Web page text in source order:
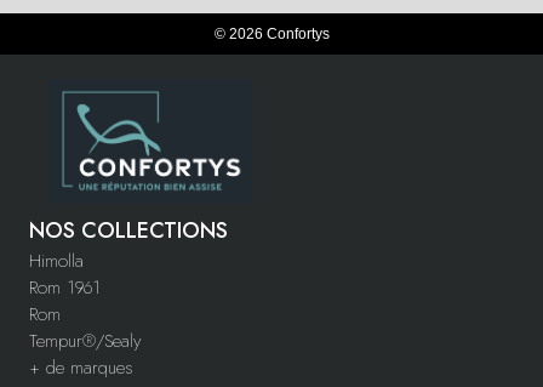
© 2026 Confortys
NOS COLLECTIONS
Himolla
Rom 1961
Rom
Tempur®/Sealy
+ de marques